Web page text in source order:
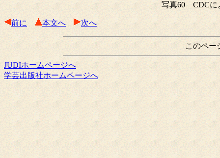
写真60 CDCに
前に 本文へ 次へ
このペー
JUDIホームページへ
学芸出版社ホームページへ